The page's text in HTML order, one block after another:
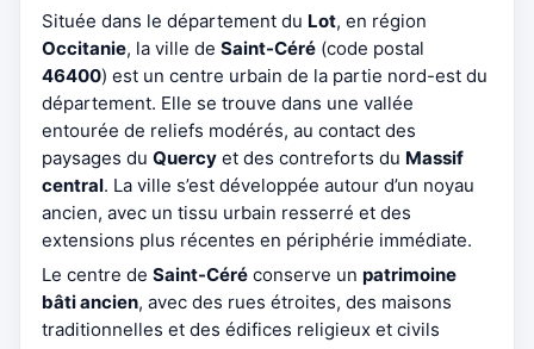
Située dans le département du Lot, en région
Occitanie, la ville de Saint-Céré (code postal
46400) est un centre urbain de la partie nord-est du
département. Elle se trouve dans une vallée
entourée de reliefs modérés, au contact des
paysages du Quercy et des contreforts du Massif
central. La ville s’est développée autour d’un noyau
ancien, avec un tissu urbain resserré et des
extensions plus récentes en périphérie immédiate.
Le centre de Saint-Céré conserve un patrimoine
bâti ancien, avec des rues étroites, des maisons
traditionnelles et des édifices religieux et civils